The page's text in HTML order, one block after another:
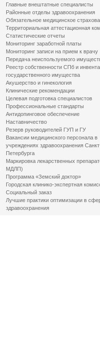
Главные внештатные специалисты
Районные отделы здравоохранения
Обязательное медицинское
Территориальная аттестационная
Статистические отчеты
Мониторинг заработной платы
Мониторинг записи на прием к врачу
Передача неиспользуемого
Реестр собственности СПб и
государственного имущества
Акушерство и гинекология
Клинические рекомендации
Целевая подготовка специалистов
Профессиональные стандарты
Антидопинговое обеспечение
Наставничество
Резерв руководителей ГУП и ГУ
Вакансии медицинского персонала в
учреждениях здравоохранения
Петербурга
Маркировка лекарственных
МДЛП)
Программа «Земский доктор»
Городская клинико-экспертная
Социальный заказ
Лучшие практики оптимизации в
здравоохранения